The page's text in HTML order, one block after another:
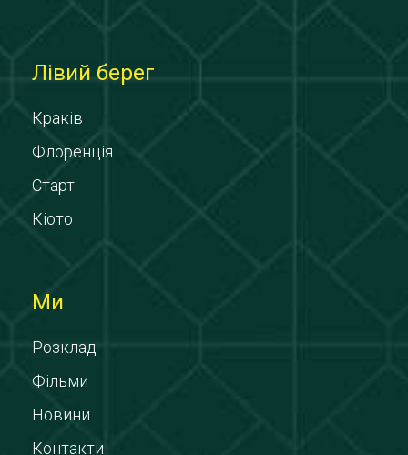
Лівий берег
Краків
Флоренція
Старт
Кіото
Ми
Розклад
Фільми
Новини
Контакти